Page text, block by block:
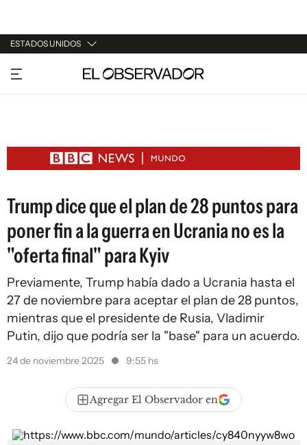
ESTADOS UNIDOS
URUGUAY
ARGENTINA
ESTADOS UNIDOS
Trump dice que el plan de 28 puntos para
poner fin a la guerra en Ucrania no es la
"oferta final" para Kyiv
Previamente, Trump había dado a Ucrania hasta el
27 de noviembre para aceptar el plan de 28 puntos,
mientras que el presidente de Rusia, Vladimir
Putin, dijo que podría ser la "base" para un acuerdo.
24 de noviembre 2025 9:55 hs
Agregar El Observador en